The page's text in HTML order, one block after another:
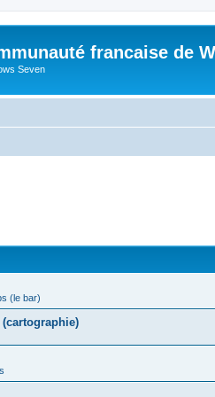
francaise de
Seven
(le bar)